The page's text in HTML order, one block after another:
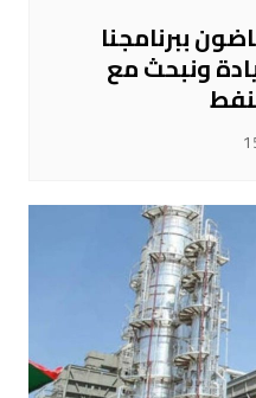
ببرنامجنا
ونبحث مع